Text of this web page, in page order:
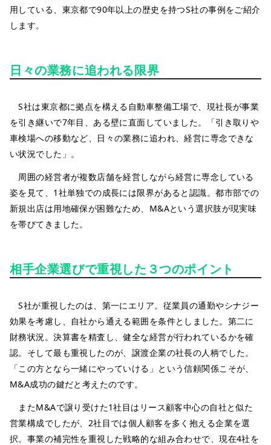
用している、東京都で90年以上の歴史を持つS社の事例をご紹介
します。
日々の業務に追われる限界
S社は東京都に拠点を構える自動車整備工場で、現社長が事業
を引き継いで7年目、ある壁に直面していました。「引き取りや
車検場への移動など、日々の業務に追われ、経営に専念できな
い状況でした」。
周囲の経営者が複数店舗を経営しながら経営に専念している
姿を見て、1社単独での成長には限界があると認識。都市部での
新規出店は用地確保が困難なため、M&Aという選択肢が現実味
を帯びてきました。
相手企業選びで重視した３つのポイント
S社が重視したのは、第一にエリア。従業員の通勤やシナジー
効果を考慮し、自社から通える範囲を条件としました。第二に
財務状況。決算書を精査し、健全な経営が行われているかを確
認。そして最も重視したのが、譲渡企業の社長の人柄でした。
「この方となら一緒にやっていける」という信頼関係こそが、
M&A成功の鍵だと考えたのです。
またM&Aで譲り受けた1社目はリース顧客中心の自社と似た
営業構成でしたが、2社目では個人顧客を多く抱える企業を選
択。事業の補完性を重視した戦略的な組み合わせで、現在4社を